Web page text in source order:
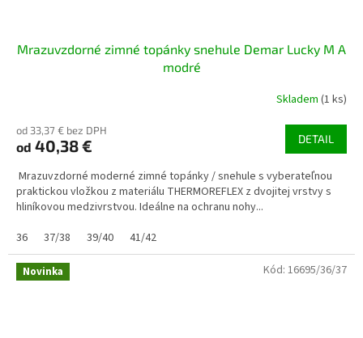
Mrazuvzdorné zimné topánky snehule Demar Lucky M A
modré
Skladem (1 ks)
od 33,37 € bez DPH
od 40,38 € DETAIL
Mrazuvzdorné moderné zimné topánky / snehule s vyberateľnou
praktickou vložkou z materiálu THERMOREFLEX z dvojitej vrstvy s
hliníkovou medzivrstvou. Ideálne na ochranu nohy...
36
37/38 39/40 41/42
Novinka Kód: 16695/36/37